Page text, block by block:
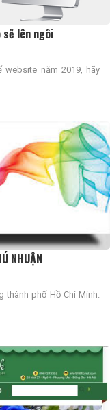
lên ngôi
năm 2019, hãy
NHUẬN
thành phố Hồ Chí Minh.